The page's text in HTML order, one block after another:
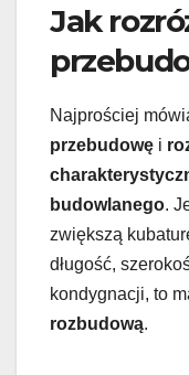
Jak
Najprościej
przebudowę i
budowlanego.
zwiększą
długość,
kondygnacji, to
rozbudową.